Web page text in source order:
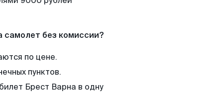
самолет без комиссии?
по цене.
пунктов.
Брест Варна в одну